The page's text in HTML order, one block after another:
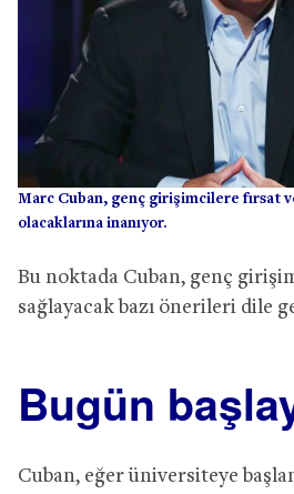
Marc Cuban, genç girişimcilere fırsat
olacaklarına inanıyor.
Bu noktada Cuban, genç
sağlayacak bazı önerileri dile
Bugün
Cuban, eğer üniversiteye